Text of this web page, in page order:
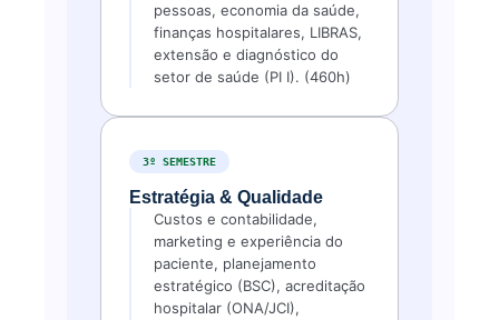
pessoas, economia da saúde,
finanças hospitalares, LIBRAS,
extensão e diagnóstico do
setor de saúde (PI I). (460h)
3º SEMESTRE
Estratégia & Qualidade
Custos e contabilidade,
marketing e experiência do
paciente, planejamento
estratégico (BSC), acreditação
hospitalar (ONA/JCI),